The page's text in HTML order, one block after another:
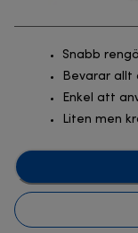
Snabb
Bevarar allt
Enkel att
Liten men